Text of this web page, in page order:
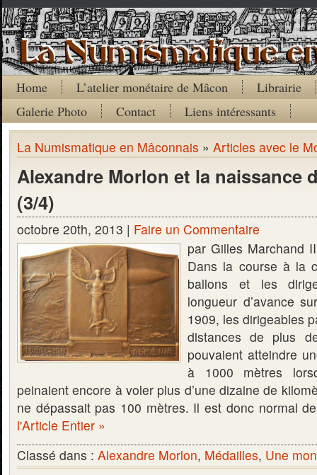
Home L’atelier monétaire de Mâcon
Librairie
Galerie Photo
Contact Liens intéressants
La Numismatique en Mâconnais » Articles avec le
Alexandre Morlon et la naissance
(3/4)
octobre 20th, 2013 | Faire un Commentaire
par Gilles Marchand
Dans la course à la
ballons et les
longueur d’avance
1909, les dirigeables
distances de plus
pouvaient atteindre
à 1000 mètres
peinaient encore à voler plus d’une dizaine de
ne dépassait pas 100 mètres. Il est donc normal
l'Article Entier »
Classé dans : Alexandre Morlon, Médailles, Une